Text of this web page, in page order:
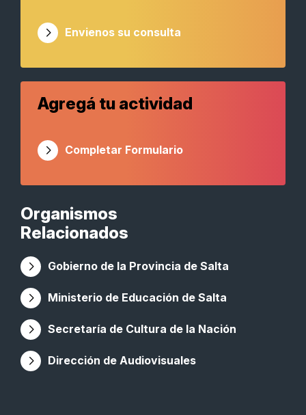
Organismos
Relacionados
Gobierno de la Provincia de Salta
Ministerio de Educación de Salta
Secretaría de Cultura de la Nación
Dirección de Audiovisuales
Envienos su consulta
Agregá tu actividad
Completar Formulario